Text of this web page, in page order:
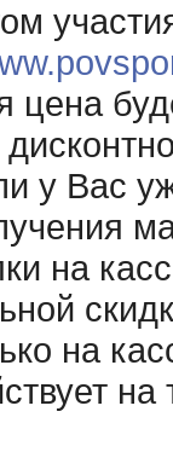
цена
у Вас
на
на